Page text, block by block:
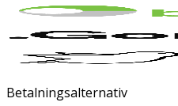
Betalningsalternativ